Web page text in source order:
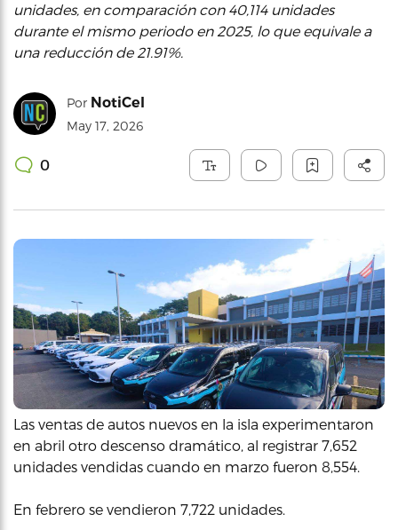
unidades, en comparación con 40,114 unidades
durante el mismo periodo en 2025, lo que equivale a
una reducción de 21.91%.
Por NotiCel
May 17, 2026
0
Las ventas de autos nuevos en la isla experimentaron
en abril otro descenso dramático, al registrar 7,652
unidades vendidas cuando en marzo fueron 8,554.
En febrero se vendieron 7,722 unidades.